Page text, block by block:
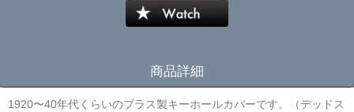
商品詳細
1920〜40年代くらいのブラス製キーホールカバーです。（デッドス